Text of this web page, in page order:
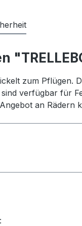
zum Pflügen.
verfügbar für
an